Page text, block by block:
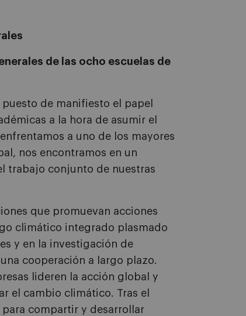
de las ocho escuelas de
de manifiesto el papel
a la hora de asumir el
a uno de los mayores
nos encontramos en un
trabajo conjunto de nuestras
que promuevan acciones
climático integrado plasmado
y en la investigación de
cooperación a largo plazo.
lideren la acción global y
el cambio climático. Tras el
compartir y desarrollar